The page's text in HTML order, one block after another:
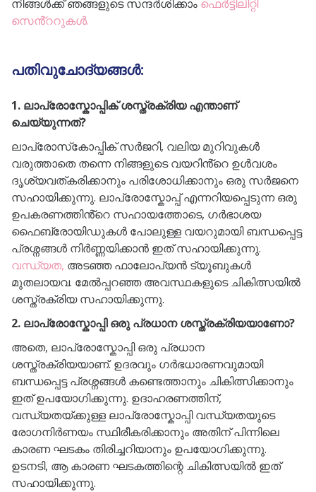
നിങ്ങൾക്ക് ഞങ്ങളുടെ സന്ദർശിക്കാം ഫെർട്ടിലിറ്റി
സെൻ്ററുകൾ.
പതിവുചോദ്യങ്ങൾ:
1. ലാപ്രോസ്കോപ്പിക് ശസ്ത്രക്രിയ എന്താണ്
ചെയ്യുന്നത്?
ലാപ്രോസ്‌കോപ്പിക് സർജറി, വലിയ മുറിവുകൾ
വരുത്താതെ തന്നെ നിങ്ങളുടെ വയറിൻ്റെ ഉൾവശം
ദൃശ്യവത്കരിക്കാനും പരിശോധിക്കാനും ഒരു സർജനെ
സഹായിക്കുന്നു. ലാപ്രോസ്കോപ്പ് എന്നറിയപ്പെടുന്ന ഒരു
ഉപകരണത്തിൻ്റെ സഹായത്തോടെ, ഗർഭാശയ
ഫൈബ്രോയിഡുകൾ പോലുള്ള വയറുമായി ബന്ധപ്പെട്ട
പ്രശ്നങ്ങൾ നിർണ്ണയിക്കാൻ ഇത് സഹായിക്കുന്നു.
വന്ധ്യത, അടഞ്ഞ ഫാലോപ്യൻ ട്യൂബുകൾ
മുതലായവ. മേൽപ്പറഞ്ഞ അവസ്ഥകളുടെ ചികിത്സയിൽ
ശസ്ത്രക്രിയ സഹായിക്കുന്നു.
2. ലാപ്രോസ്കോപ്പി ഒരു പ്രധാന ശസ്ത്രക്രിയയാണോ?
അതെ, ലാപ്രോസ്കോപ്പി ഒരു പ്രധാന
ശസ്ത്രക്രിയയാണ്. ഉദരവും ഗർഭധാരണവുമായി
ബന്ധപ്പെട്ട പ്രശ്നങ്ങൾ കണ്ടെത്താനും ചികിത്സിക്കാനും
ഇത് ഉപയോഗിക്കുന്നു. ഉദാഹരണത്തിന്,
വന്ധ്യതയ്ക്കുള്ള ലാപ്രോസ്കോപ്പി വന്ധ്യതയുടെ
രോഗനിർണയം സ്ഥിരീകരിക്കാനും അതിന് പിന്നിലെ
കാരണ ഘടകം തിരിച്ചറിയാനും ഉപയോഗിക്കുന്നു.
ഉടനടി, ആ കാരണ ഘടകത്തിന്റെ ചികിത്സയിൽ ഇത്
സഹായിക്കുന്നു.